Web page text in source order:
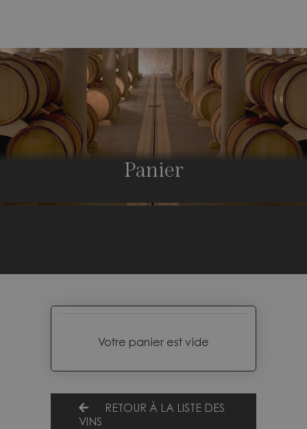
Panier
Votre panier est vide
RETOUR À LA LISTE DES
VINS